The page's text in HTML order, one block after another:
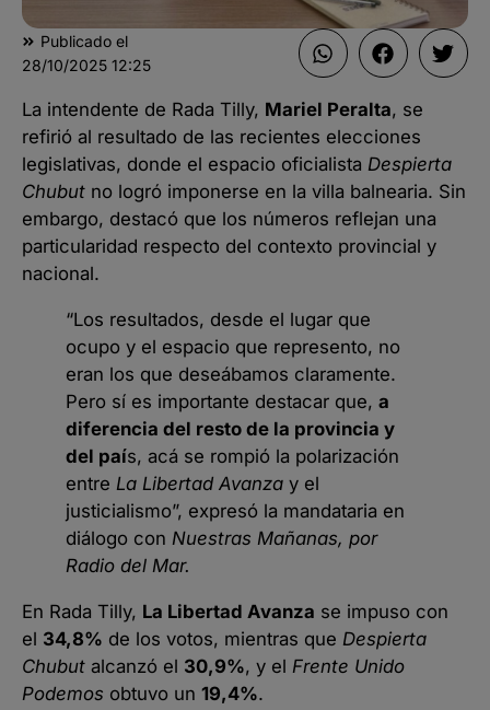
Publicado el
28/10/2025 12:25
La intendente de Rada Tilly, Mariel Peralta, se
refirió al resultado de las recientes elecciones
legislativas, donde el espacio oficialista Despierta
Chubut no logró imponerse en la villa balnearia. Sin
embargo, destacó que los números reflejan una
particularidad respecto del contexto provincial y
nacional.
“Los resultados, desde el lugar que
ocupo y el espacio que represento, no
eran los que deseábamos claramente.
Pero sí es importante destacar que, a
diferencia del resto de la provincia y
del país, acá se rompió la polarización
entre La Libertad Avanza y el
justicialismo”, expresó la mandataria en
diálogo con Nuestras Mañanas, por
Radio del Mar.
En Rada Tilly, La Libertad Avanza se impuso con
el 34,8% de los votos, mientras que Despierta
Chubut alcanzó el 30,9%, y el Frente Unido
Podemos obtuvo un 19,4%.